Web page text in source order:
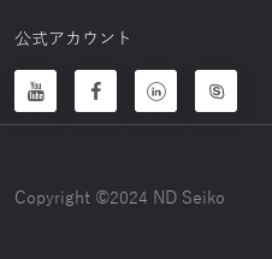
公式アカウント
Copyright ©2024 ND Seiko